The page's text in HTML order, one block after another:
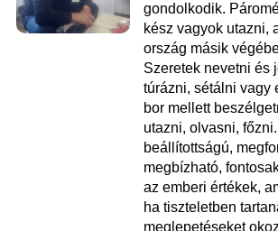
gondolkodik.
kész vagyok utazni,
ország másik
Szeretek nevetni és
túrázni, sétálni vagy
bor mellett
utazni, olvasni,
beállítottságú,
megbízható,
az emberi értékek,
ha tiszteletben
meglepetéseket